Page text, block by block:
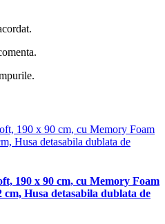
190 x 90 cm, cu Memory Foam
Husa detasabila dublata de